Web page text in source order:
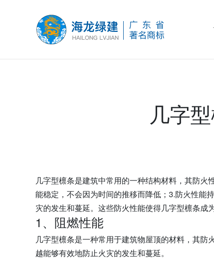
几字
几字型檩条是建筑中常用的一种结构材料，其防
能稳定，不会因为时间的推移而降低；3.防火性能
灾的发生和蔓延。这些防火性能使得几字型檩条成
1、阻燃性能
几字型檩条是一种常用于建筑物屋顶的材料，其
越能够有效地防止火灾的发生和蔓延。